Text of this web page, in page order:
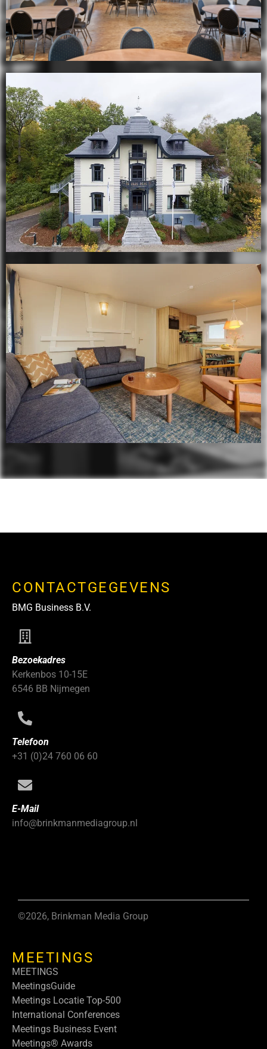
CONTACTGEGEVENS
BMG Business B.V.
Bezoekadres
Kerkenbos 10-15E
6546 BB Nijmegen
Telefoon
+31 (0)24 760 06 60
E-Mail
info@brinkmanmediagroup.nl
©2026, Brinkman Media Group
MEETINGS
MEETINGS
MeetingsGuide
Meetings Locatie Top-500
International Conferences
Meetings Business Event
Meetings® Awards